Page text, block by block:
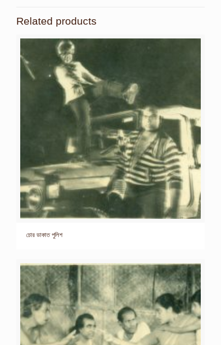
Related products
চোর ডাকাত পুলিশ